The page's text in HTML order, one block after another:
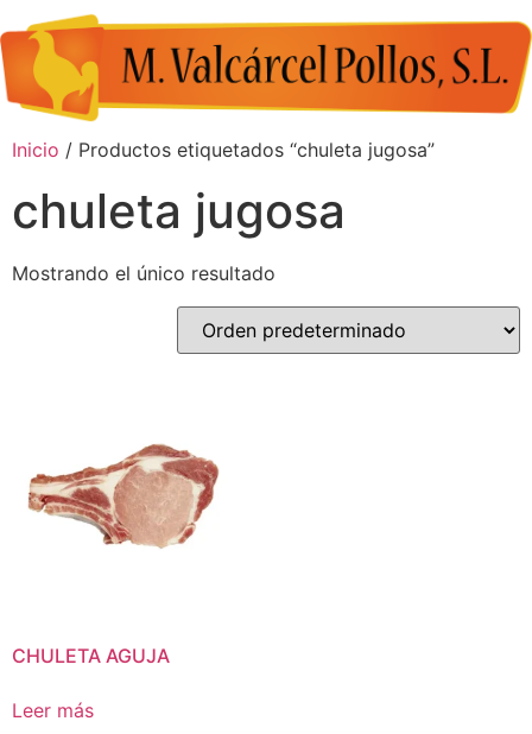
Inicio / Productos etiquetados “chuleta jugosa”
chuleta jugosa
Mostrando el único resultado
CHULETA AGUJA
Leer más